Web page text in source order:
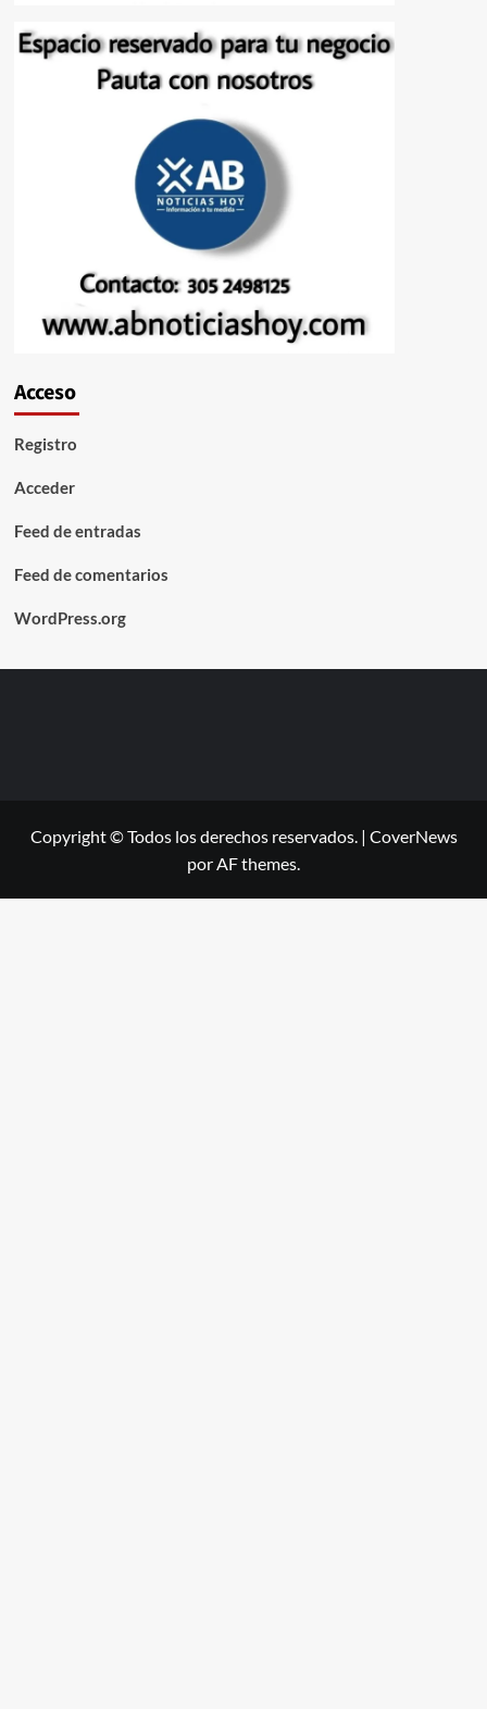
Acceso
Registro
Acceder
Feed de entradas
Feed de comentarios
WordPress.org
Copyright © Todos los derechos reservados. | CoverNews
por AF themes.